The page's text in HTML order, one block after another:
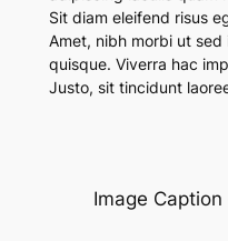
Sit diam eleifend risus
Amet, nibh morbi ut
quisque. Viverra hac
Justo, sit tincidunt
Image